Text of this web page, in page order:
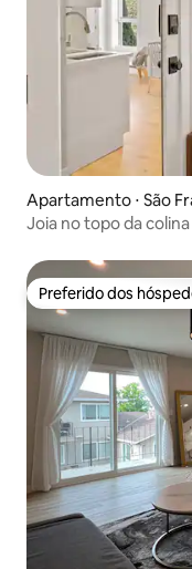
Apartamento ⋅ São
Joia no topo da
Preferido dos
Preferido dos